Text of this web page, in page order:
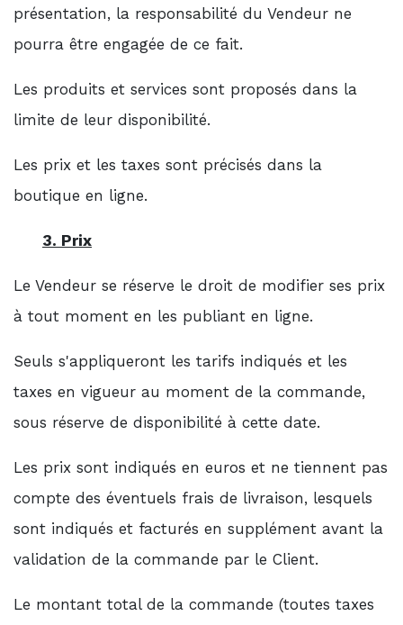
présentation, la responsabilité du Vendeur ne
pourra être engagée de ce fait.
Les produits et services sont proposés dans la
limite de leur disponibilité.
Les prix et les taxes sont précisés dans la
boutique en ligne.
3. Prix
Le Vendeur se réserve le droit de modifier ses prix
à tout moment en les publiant en ligne.
Seuls s'appliqueront les tarifs indiqués et les
taxes en vigueur au moment de la commande,
sous réserve de disponibilité à cette date.
Les prix sont indiqués en euros et ne tiennent pas
compte des éventuels frais de livraison, lesquels
sont indiqués et facturés en supplément avant la
validation de la commande par le Client.
Le montant total de la commande (toutes taxes